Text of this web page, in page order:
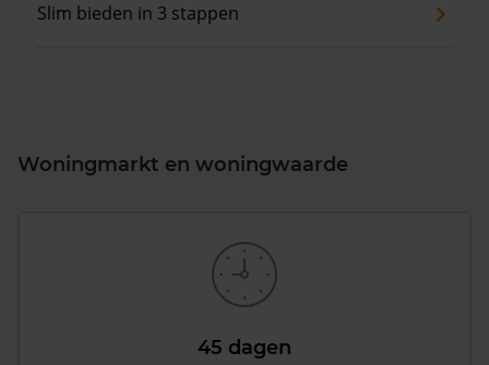
Slim bieden in 3 stappen
Woningmarkt en woningwaarde
45 dagen